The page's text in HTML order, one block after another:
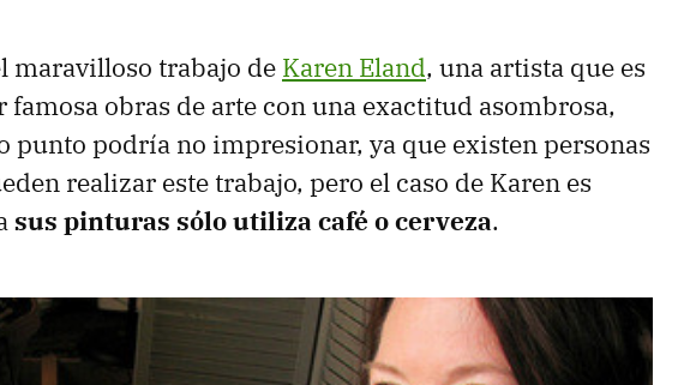
maravilloso trabajo de Karen Eland, una artista que es
obras de arte con una exactitud asombrosa,
punto podría no impresionar, ya que existen personas
realizar este trabajo, pero el caso de Karen es
sus pinturas sólo utiliza café o cerveza.